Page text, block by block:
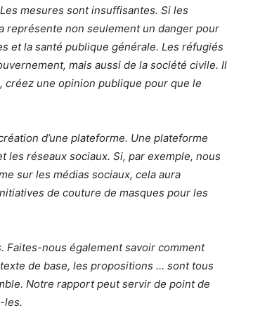
mesures sont insuffisantes. Si les
représente non seulement un danger pour
et la santé publique générale. Les réfugiés
mais aussi de la société civile. Il
créez une opinion publique pour que le
d’une plateforme. Une plateforme
réseaux sociaux. Si, par exemple, nous
sur les médias sociaux, cela aura
de couture de masques pour les
Faites-nous également savoir comment
de base, les propositions … sont tous
Notre rapport peut servir de point de
les.